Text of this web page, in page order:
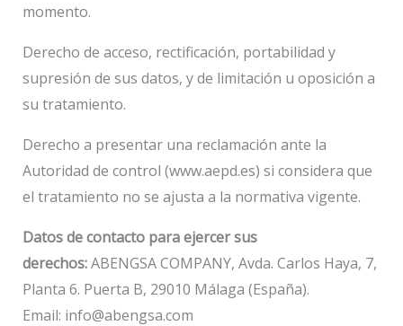
momento.
Derecho de acceso, rectificación, portabilidad y
supresión de sus datos, y de limitación u oposición a
su tratamiento.
Derecho a presentar una reclamación ante la
Autoridad de control (www.aepd.es) si considera que
el tratamiento no se ajusta a la normativa vigente.
Datos de contacto para ejercer sus
derechos:ABENGSA COMPANY, Avda. Carlos Haya, 7,
Planta 6. Puerta B, 29010 Málaga (España).
Email: info@abengsa.com